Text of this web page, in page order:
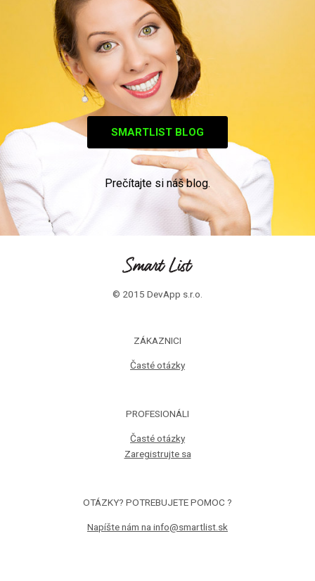
SMARTLIST BLOG
Prečítajte si náš blog.
© 2015 DevApp s.r.o.
ZÁKAZNICI
Časté otázky
PROFESIONÁLI
Časté otázky
Zaregistrujte sa
OTÁZKY? POTREBUJETE POMOC ?
Napíšte nám na info@smartlist.sk